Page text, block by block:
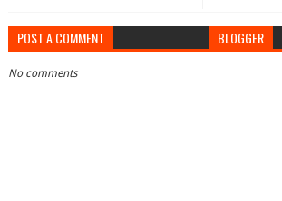
POST A COMMENT BLOGGER
No comments